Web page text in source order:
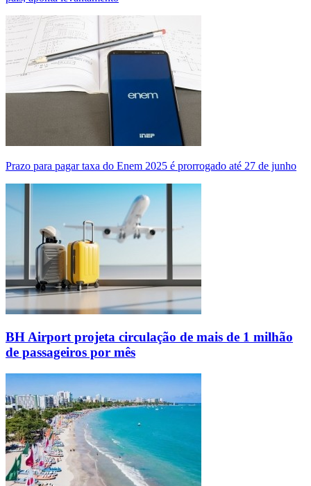
Prazo para pagar taxa do Enem 2025 é prorrogado até 27 de junho
BH Airport projeta circulação de mais de 1 milhão
de passageiros por mês